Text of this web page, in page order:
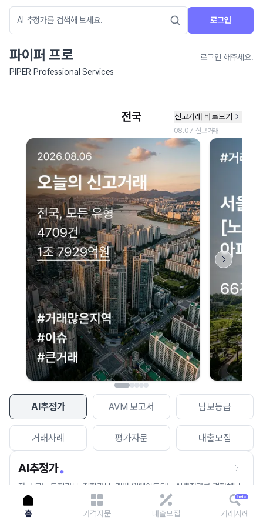
로그인
파이퍼 프로
로그인 해주세요.
PIPER Professional Services
AI추정가 AVM 보고서 담보등급
거래사례 평가자문 대출모집
AI추정가
전국 모든 토지건물, 집합건물, 매월 업데이트되는 AI추정가를 경험해보
세요.
네이버 지도 연결 안내
현재 네이버 지도 연결이 원활하지 않아 지도를 불러올 수 없습니다.
이용에 불편을 드려 죄송합니다.
다시 시도
홈 가격자문 대출모집 거래사례